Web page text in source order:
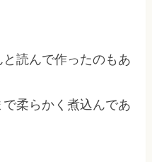
読んで作ったのもあ
柔らかく煮込んであ